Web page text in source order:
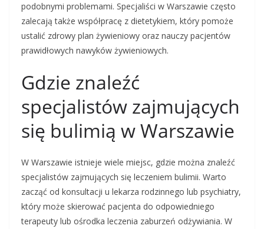
podobnymi problemami. Specjaliści w Warszawie często
zalecają także współpracę z dietetykiem, który pomoże
ustalić zdrowy plan żywieniowy oraz nauczy pacjentów
prawidłowych nawyków żywieniowych.
Gdzie znaleźć
specjalistów zajmujących
się bulimią w Warszawie
W Warszawie istnieje wiele miejsc, gdzie można znaleźć
specjalistów zajmujących się leczeniem bulimii. Warto
zacząć od konsultacji u lekarza rodzinnego lub psychiatry,
który może skierować pacjenta do odpowiedniego
terapeuty lub ośrodka leczenia zaburzeń odżywiania. W